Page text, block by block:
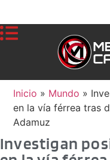
Inicio » Mundo »
en la vía férrea tras
Adamuz
Investigan